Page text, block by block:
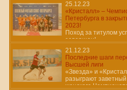
25.12.23
«Кристалл» –
Петербурга в
2023!
Поход за титулом
завершен!
21.12.23
Последние шаги
Высшей лиги
«Звезда» и
разыграют
женского